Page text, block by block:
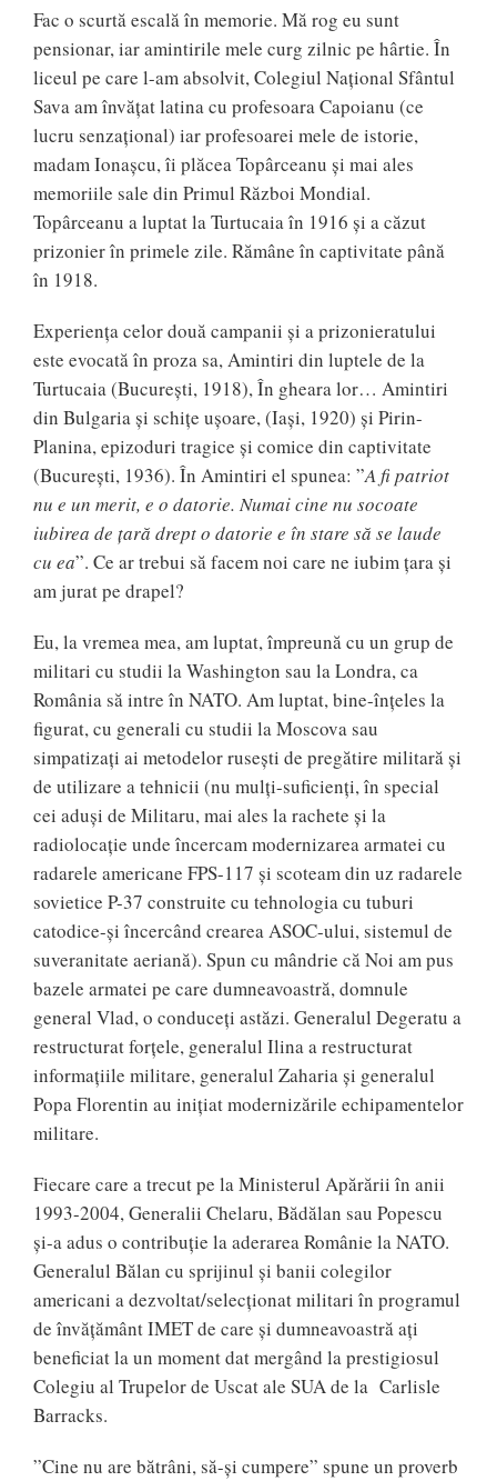
Fac o scurtă escală în memorie. Mă rog eu sunt
pensionar, iar amintirile mele curg zilnic pe hârtie. În
liceul pe care l-am absolvit, Colegiul Național Sfântul
Sava am învățat latina cu profesoara Capoianu (ce
lucru senzațional) iar profesoarei mele de istorie,
madam Ionașcu, îi plăcea Topârceanu și mai ales
memoriile sale din Primul Război Mondial.
Topârceanu a luptat la Turtucaia în 1916 și a căzut
prizonier în primele zile. Rămâne în captivitate până
în 1918.
Experiența celor două campanii și a prizonieratului
este evocată în proza sa, Amintiri din luptele de la
Turtucaia (București, 1918), În gheara lor… Amintiri
din Bulgaria și schițe ușoare, (Iași, 1920) și Pirin-
Planina, epizoduri tragice și comice din captivitate
(București, 1936). În Amintiri el spunea: ”A fi patriot
nu e un merit, e o datorie. Numai cine nu socoate
iubirea de țară drept o datorie e în stare să se laude
cu ea”. Ce ar trebui să facem noi care ne iubim țara și
am jurat pe drapel?
Eu, la vremea mea, am luptat, împreună cu un grup de
militari cu studii la Washington sau la Londra, ca
România să intre în NATO. Am luptat, bine-înțeles la
figurat, cu generali cu studii la Moscova sau
simpatizați ai metodelor rusești de pregătire militară și
de utilizare a tehnicii (nu mulți-suficienți, în special
cei aduși de Militaru, mai ales la rachete și la
radiolocație unde încercam modernizarea armatei cu
radarele americane FPS-117 și scoteam din uz radarele
sovietice P-37 construite cu tehnologia cu tuburi
catodice-și încercând crearea ASOC-ului, sistemul de
suveranitate aeriană). Spun cu mândrie că Noi am pus
bazele armatei pe care dumneavoastră, domnule
general Vlad, o conduceți astăzi. Generalul Degeratu a
restructurat forțele, generalul Ilina a restructurat
informațiile militare, generalul Zaharia și generalul
Popa Florentin au inițiat modernizările echipamentelor
militare.
Fiecare care a trecut pe la Ministerul Apărării în anii
1993-2004, Generalii Chelaru, Bădălan sau Popescu
și-a adus o contribuție la aderarea Românie la NATO.
Generalul Bălan cu sprijinul și banii colegilor
americani a dezvoltat/selecționat militari în programul
de învățământ IMET de care și dumneavoastră ați
beneficiat la un moment dat mergând la prestigiosul
Colegiu al Trupelor de Uscat ale SUA de la Carlisle
Barracks.
”Cine nu are bătrâni, să-și cumpere” spune un proverb